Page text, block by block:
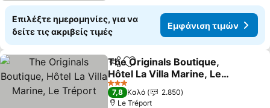
Επιλέξτε ημερομηνίες, για να
δείτε τις ακριβείς τιμές
Εμφάνιση τιμών
Κοινοποίηση
Προσθήκη στα αγαπημένα
The Originals Boutique,
Hôtel La Villa Marine, Le
Tréport
Εμφάνιση τιμών
3 Αστέρια
7,8 Καλό
2.850
Le Tréport